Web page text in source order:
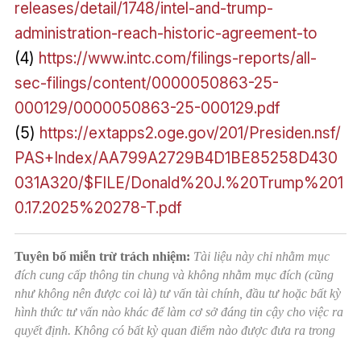
releases/detail/1748/intel-and-trump-
administration-reach-historic-agreement-to
(4) https://www.intc.com/filings-reports/all-
sec-filings/content/0000050863-25-
000129/0000050863-25-000129.pdf
(5) https://extapps2.oge.gov/201/Presiden.nsf/
PAS+Index/AA799A2729B4D1BE85258D430
031A320/$FILE/Donald%20J.%20Trump%201
0.17.2025%20278-T.pdf
Tuyên bố miễn trừ trách nhiệm: Tài liệu này chỉ nhằm mục
đích cung cấp thông tin chung và không nhằm mục đích (cũng
như không nên được coi là) tư vấn tài chính, đầu tư hoặc bất kỳ
hình thức tư vấn nào khác để làm cơ sở đáng tin cậy cho việc ra
quyết định. Không có bất kỳ quan điểm nào được đưa ra trong